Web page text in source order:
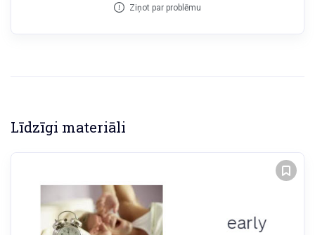
Ziņot par problēmu
Līdzīgi materiāli